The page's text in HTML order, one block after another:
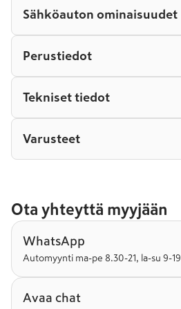
Sähköauton ominaisuudet
Perustiedot
Tekniset tiedot
Varusteet
Ota yhteyttä myyjään
WhatsApp
Automyynti ma-pe 8.30-21, la-su 9-19
Avaa chat